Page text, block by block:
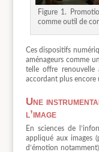
Figure 1.
comme outil de
Ces dispositifs
aménageurs comme
telle offre renouvelle
accordant plus encore
Une
l’image
En sciences de
appliqué aux images
d’émotion